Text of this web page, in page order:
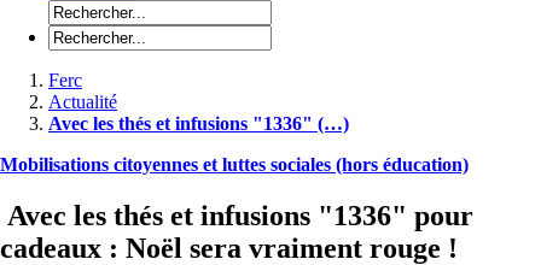
Ferc
Actualité
Avec les thés et infusions "1336" (…)
Mobilisations citoyennes et luttes sociales (hors éducation)
Avec les thés et infusions "1336" pour
cadeaux : Noël sera vraiment rouge !